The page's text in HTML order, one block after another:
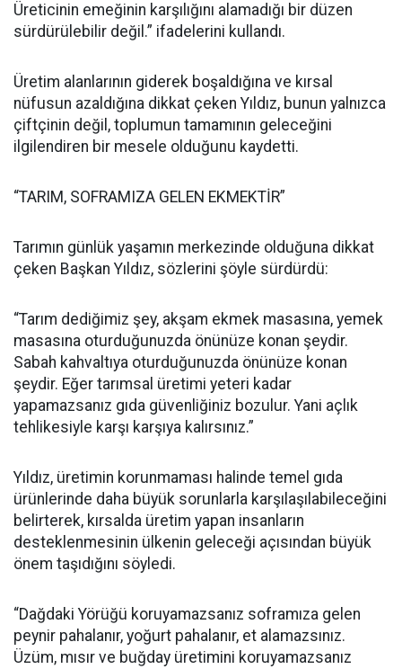
Üreticinin emeğinin karşılığını alamadığı bir düzen
sürdürülebilir değil.” ifadelerini kullandı.
Üretim alanlarının giderek boşaldığına ve kırsal
nüfusun azaldığına dikkat çeken Yıldız, bunun yalnızca
çiftçinin değil, toplumun tamamının geleceğini
ilgilendiren bir mesele olduğunu kaydetti.
“TARIM, SOFRAMIZA GELEN EKMEKTİR”
Tarımın günlük yaşamın merkezinde olduğuna dikkat
çeken Başkan Yıldız, sözlerini şöyle sürdürdü:
“Tarım dediğimiz şey, akşam ekmek masasına, yemek
masasına oturduğunuzda önünüze konan şeydir.
Sabah kahvaltıya oturduğunuzda önünüze konan
şeydir. Eğer tarımsal üretimi yeteri kadar
yapamazsanız gıda güvenliğiniz bozulur. Yani açlık
tehlikesiyle karşı karşıya kalırsınız.”
Yıldız, üretimin korunmaması halinde temel gıda
ürünlerinde daha büyük sorunlarla karşılaşılabileceğini
belirterek, kırsalda üretim yapan insanların
desteklenmesinin ülkenin geleceği açısından büyük
önem taşıdığını söyledi.
“Dağdaki Yörüğü koruyamazsanız soframıza gelen
peynir pahalanır, yoğurt pahalanır, et alamazsınız.
Üzüm, mısır ve buğday üretimini koruyamazsanız